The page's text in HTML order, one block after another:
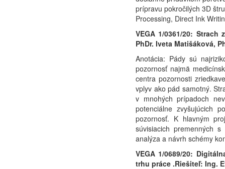
prípravu pokročilých 3D
Processing, Direct Ink
VEGA 1/0361/20:
PhDr. Iveta Matišáková,
Anotácia: Pády sú
pozornosť najmä
centra pozornosti
vplyv ako pád samotný.
v mnohých prípadoch
potenciálne zvyšujúcich
pozornosť. K hlavným
súvisiacich premenných
analýza a návrh schémy
VEGA 1/0689/20:
trhu práce .Riešiteľ: Ing.